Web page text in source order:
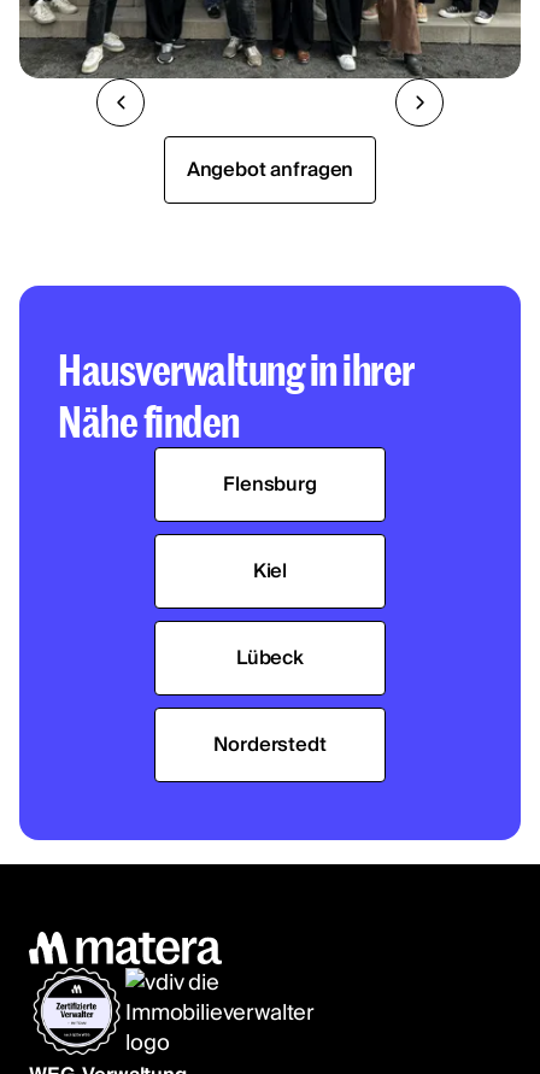
Angebot anfragen
Hausverwaltung in ihrer
Nähe finden
Flensburg
Kiel
Lübeck
Norderstedt